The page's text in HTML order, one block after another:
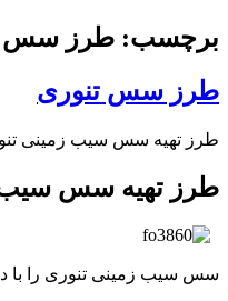
برچسب: طرز سس
طرز سس تنوری
طرز تهیه سس سیب زمینی
طرز تهیه سس سیب
سس سیب زمینی تنوری را با